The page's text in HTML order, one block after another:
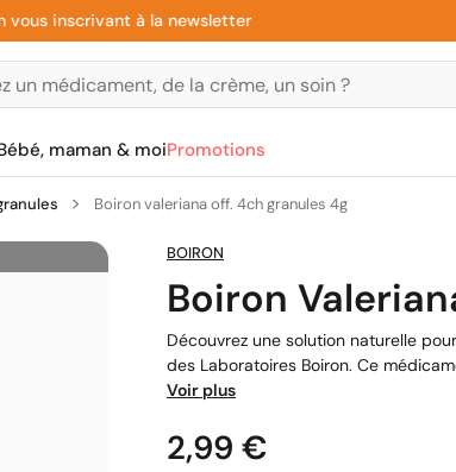
inscrivant à la newsletter
maman & moiPromotions
Boiron valeriana off. 4ch granules 4g
BOIRON
Boiron
Découvrez une solution naturelle
des Laboratoires Boiron. Ce
Voir plus
Prix
2,99 €